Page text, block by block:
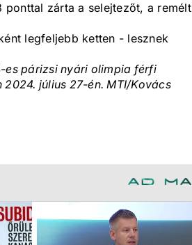
zárta a selejtezőt, a remélt
legfeljebb ketten - lesznek
es párizsi nyári olimpia férfi
július 27-én. MTI/Kovács